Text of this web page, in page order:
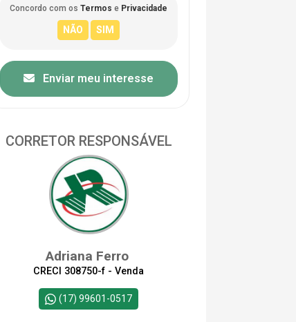
Concordo com os Termos e Privacidade
Enviar meu interesse
CORRETOR RESPONSÁVEL
Adriana Ferro
CRECI 308750-f - Venda
(17) 99601-0517